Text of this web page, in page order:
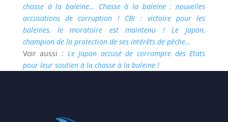
chasse à la baleine… Chasse à la baleine : nouvelles
accusations de corruption ! CBI : victoire pour les
baleines, le moratoire est maintenu ! Le Japon,
champion de la protection de ses intérêts de pêche…
Voir aussi : Le Japon accusé de corrompre des Etats
pour leur soutien à la chasse à la baleine !